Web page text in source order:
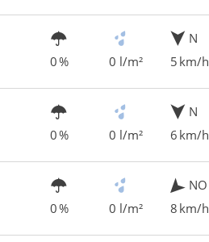
0 % 0 l/m²
N
5 km/h
0 % 0 l/m²
N
6 km/h
0 % 0 l/m²
NO
8 km/h